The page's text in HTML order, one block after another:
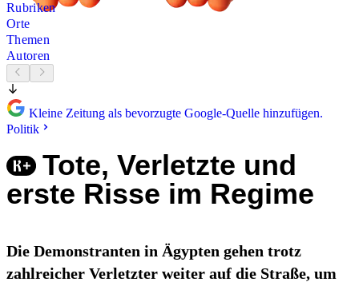
Rubriken
Orte
Themen
Autoren
Kleine Zeitung als bevorzugte Google-Quelle hinzufügen.
Politik
Tote, Verletzte und
erste Risse im Regime
Die Demonstranten in Ägypten gehen trotz
zahlreicher Verletzter weiter auf die Straße, um